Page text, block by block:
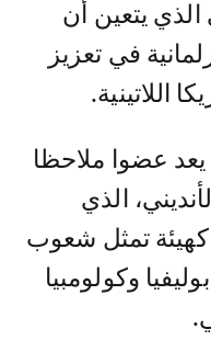
يتعين أن
في تعزيز
اللاتينية.
يعد عضوا ملاحظا
الذي
تأسس في 25 أكتوبر 1979 كهيئة تمثل شعوب
وكولومبيا